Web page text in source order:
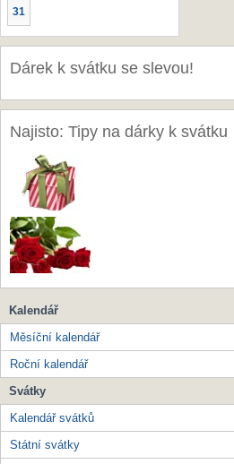
31
Dárek k svátku se slevou!
Najisto: Tipy na dárky k svátku
Kalendář
Měsíční kalendář
Roční kalendář
Svátky
Kalendář svátků
Státní svátky